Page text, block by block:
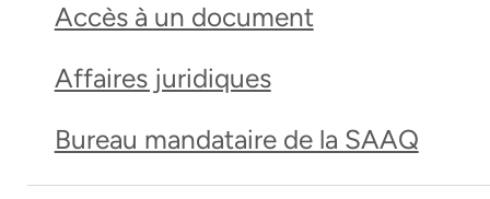
Accès à un document
Affaires juridiques
Bureau mandataire de la SAAQ